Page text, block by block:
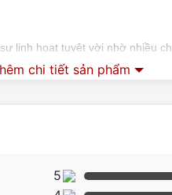
linh hoạt tuyệt vời nhờ nhiều
cổng USB để cập nhật và
thống lập trình màn hình cảm
chi tiết sản phẩm
5